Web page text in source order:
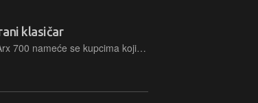
klasičar
Svojim smirenim dizajnom, Endorfy Arx 700 nameće se kupcima kojima je opremljenost i funkcionalnost visoko na listi prioriteta